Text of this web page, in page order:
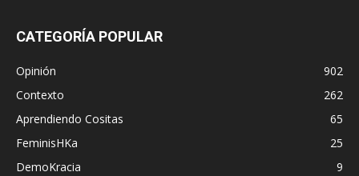
CATEGORÍA POPULAR
Opinión
902
Contexto
262
Aprendiendo Cositas
65
FeminisHKa
25
DemoKracia
9